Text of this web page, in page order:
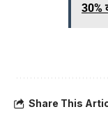
30%
Share This